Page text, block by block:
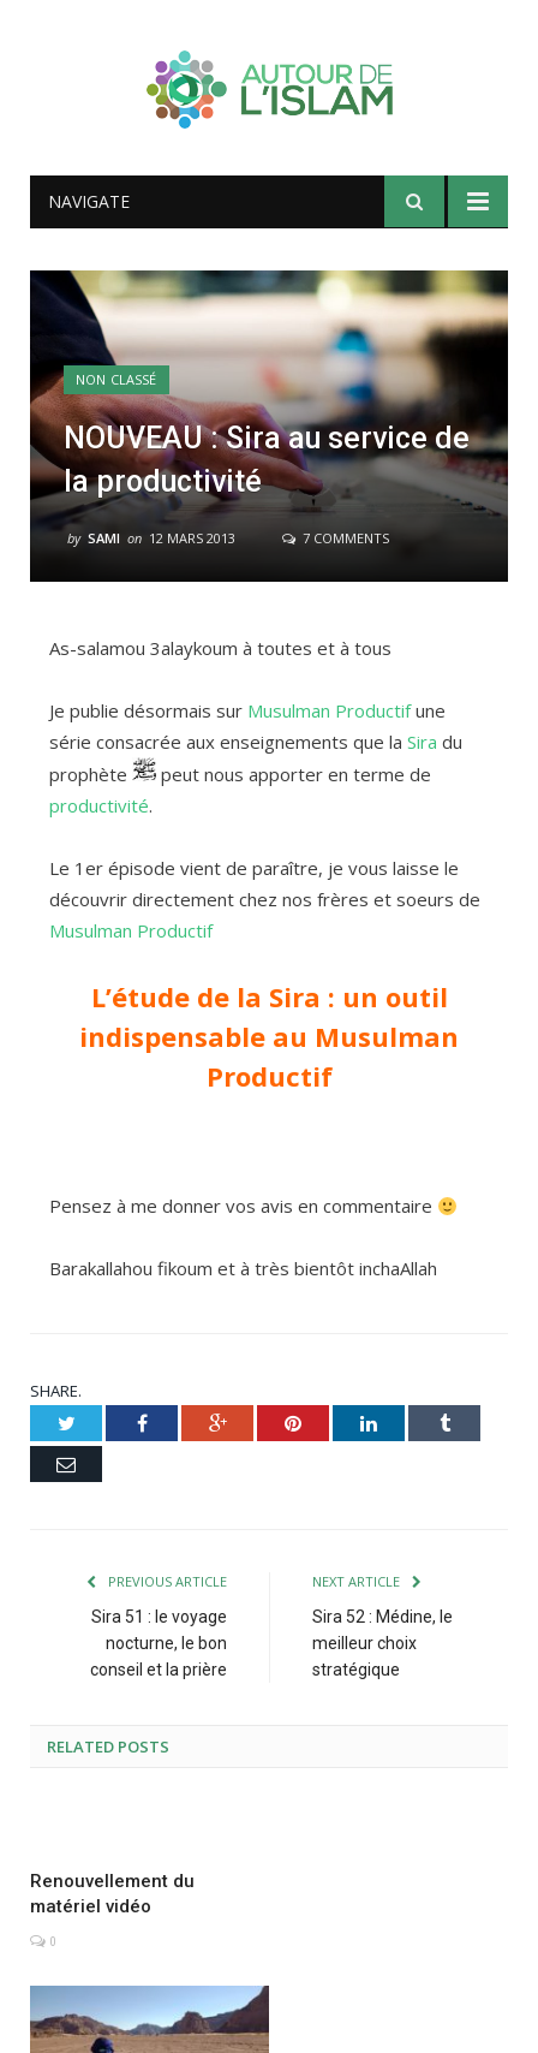
NAVIGATE
NON CLASSÉ
NOUVEAU : Sira au service de
la productivité
by SAMI on 12 MARS 2013 7 COMMENTS
As-salamou 3alaykoum à toutes et à tous
Je publie désormais sur Musulman Productifune
série consacrée aux enseignements que la Sira du
prophète
peut nous apporter en terme de
productivité.
Le 1er épisode vient de paraître, je vous laisse le
découvrir directement chez nos frères et soeurs de
Musulman Productif
L’étude de la Sira : un outil
indispensable au Musulman
Productif
Pensez à me donner vos avis en commentaire
Barakallahou fikoum et à très bientôt inchaAllah
SHARE.
Twitter Facebook Google+ Pinterest LinkedIn Tumblr
Email
PREVIOUS ARTICLE
Sira 51 : le voyage
nocturne, le bon
conseil et la prière
NEXT ARTICLE
Sira 52 : Médine, le
meilleur choix
stratégique
RELATED POSTS
Renouvellement du
matériel vidéo
0